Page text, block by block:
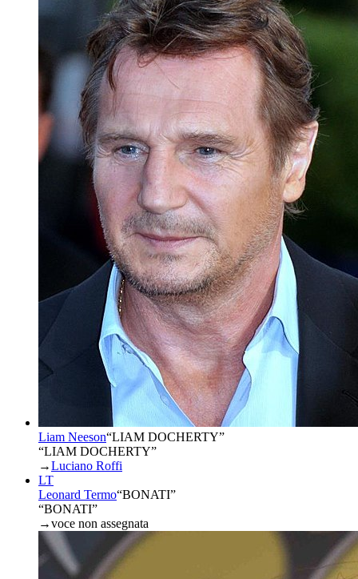
Liam Neeson“LIAM DOCHERTY”
“LIAM DOCHERTY”
→Luciano Roffi
LT
Leonard Termo“BONATI”
“BONATI”
→voce non assegnata